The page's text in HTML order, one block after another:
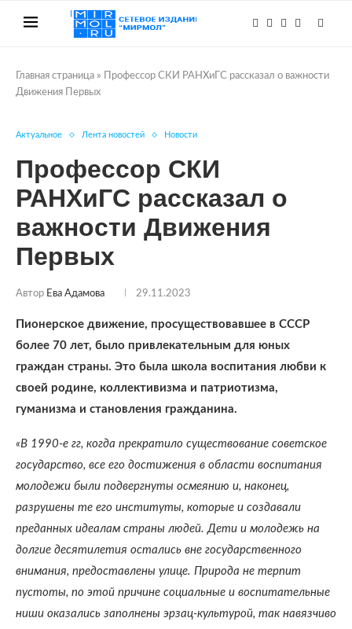
Главная страница »
Профессор СКИ РАНХиГС рассказал о важности
Движения Первых
Актуальное Лента новостей Новости
Профессор СКИ
РАНХиГС рассказал о
важности Движения
Первых
Автор Ева Адамова 29.11.2023
Пионерское движение, просуществовавшее в СССР
более 70 лет, было привлекательным для юных
граждан страны. Это была школа воспитания любви к
своей родине, коллективизма и патриотизма,
гуманизма и становления гражданина.
«В 1990-е гг, когда прекратило существование советское
государство, все его достижения в области воспитания
молодежи были подвергнуты осмеянию и, наконец,
разрушены те его институты, которые и создавали
преданных идеалам страны людей. Дети и молодежь на
долгие десятилетия остались вне государственного
внимания, предоставлены улице. Природа не терпит
пустоты, по этой причине социальные и воспитательные
ниши оказались заполнены эрзац-культурой, так навязчиво